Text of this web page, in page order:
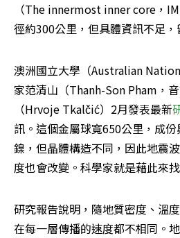
（The innermost inner core，
徑約300公里，但具體資訊不足，
澳洲國立大學（Australian
家范清山（Thanh-Son Pham，
（Hrvoje Tkalčić）2月發表最新
訊。這個金屬球寬650公里，成
鎳，但晶體構造不同，因此地震
度也會改變。科學家就是藉此來
研究報告說明，隨地質密度、溫
在每一層傳播的速度都不相同。